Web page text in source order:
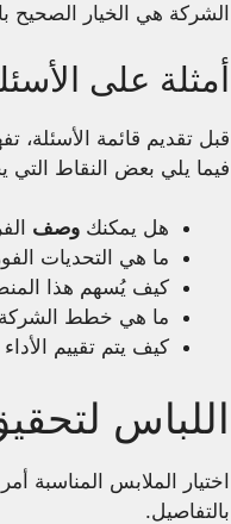
الشركة هي الخيار الصحيح
أمثلة على
قبل تقديم قائمة
فيما يلي بعض النقاط التي
هل يمكنك وصف
ما هي التحديات
كيف يُسهم هذا
ما هي خطط الشركة
كيف يتم تقييم
اللباس
اختيار الملابس المناسبة
بالتفاصيل.